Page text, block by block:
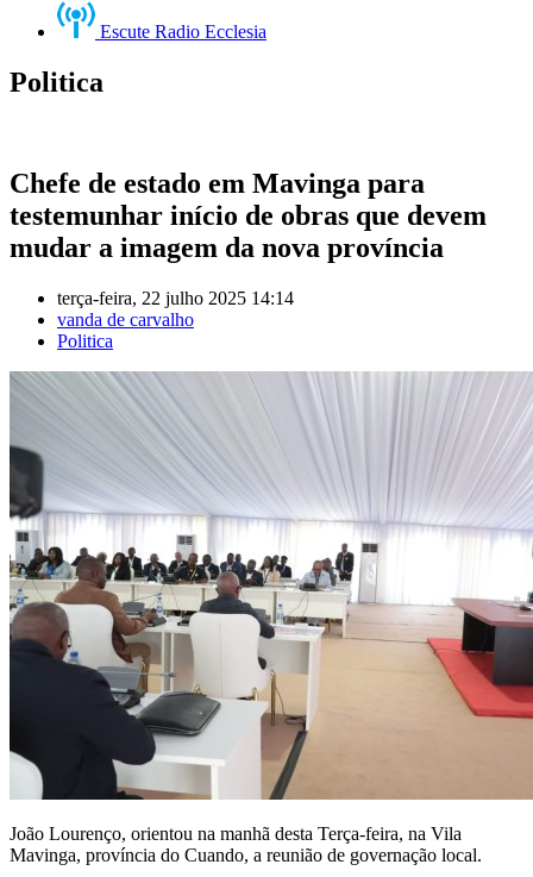
Escute Radio Ecclesia
Politica
Chefe de estado em Mavinga para
testemunhar início de obras que devem
mudar a imagem da nova província
terça-feira, 22 julho 2025 14:14
vanda de carvalho
Politica
João Lourenço, orientou na manhã desta Terça-feira, na Vila
Mavinga, província do Cuando, a reunião de governação local.